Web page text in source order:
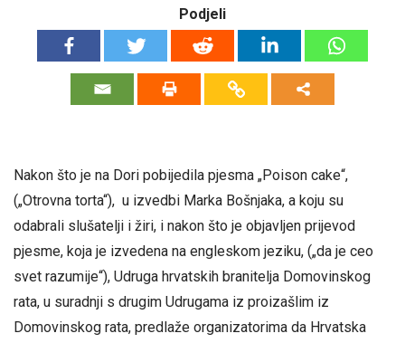
Podjeli
Nakon što je na Dori pobijedila pjesma „Poison cake“,
(„Otrovna torta“), u izvedbi Marka Bošnjaka, a koju su
odabrali slušatelji i žiri, i nakon što je objavljen prijevod
pjesme, koja je izvedena na engleskom jeziku, („da je ceo
svet razumije“), Udruga hrvatskih branitelja Domovinskog
rata, u suradnji s drugim Udrugama iz proizašlim iz
Domovinskog rata, predlaže organizatorima da Hrvatska